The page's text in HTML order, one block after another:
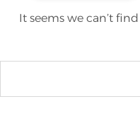
It seems we can’t